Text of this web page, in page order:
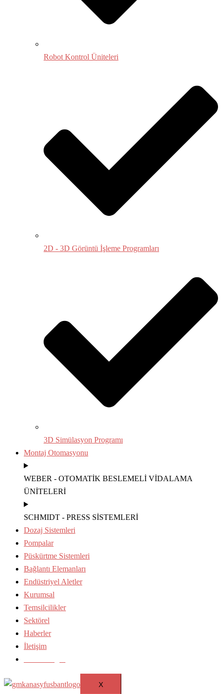
Robot Kontrol Üniteleri
2D - 3D Görüntü İşleme Programları
3D Simülasyon Programı
Montaj Otomasyonu
WEBER - OTOMATİK BESLEMELİ VİDALAMA
ÜNİTELERİ
SCHMIDT - PRESS SİSTEMLERİ
Dozaj Sistemleri
Pompalar
Püskürtme Sistemleri
Bağlantı Elemanları
Endüstriyel Aletler
Kurumsal
Temsilcilikler
Sektörel
Haberler
İletişim
X